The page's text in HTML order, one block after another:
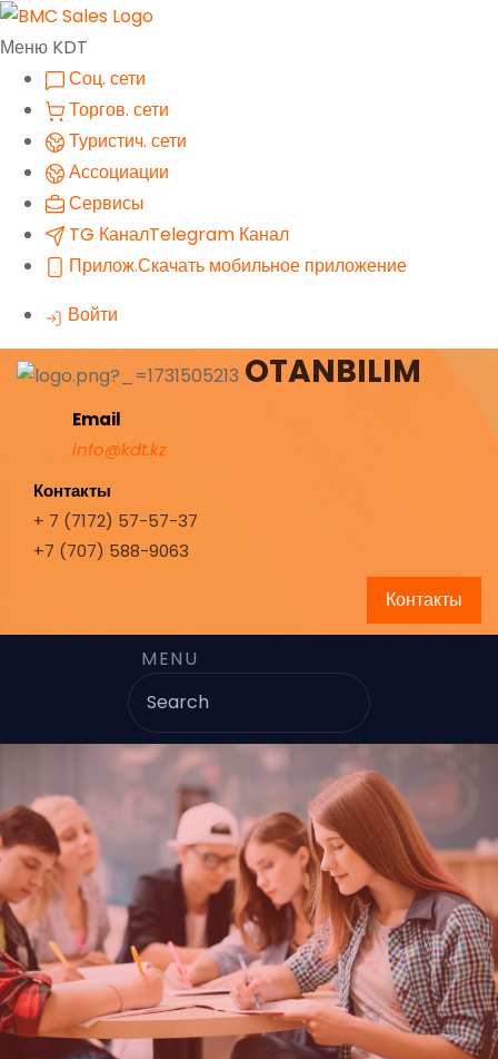
Меню KDT
Соц. сети
Торгов. сети
Туристич. сети
Ассоциации
Сервисы
TG КаналTelegram Канал
Прилож.Скачать мобильное приложение
Войти
OTANBILIM
Email
info@kdt.kz
Контакты
+ 7 (7172) 57-57-37
+7 (707) 588-9063
Контакты
MENU